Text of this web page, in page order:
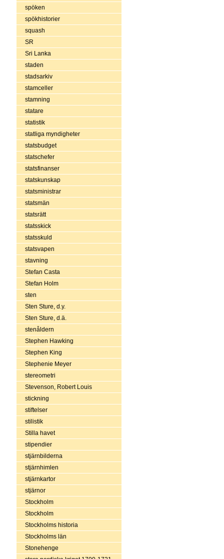
spöken
spökhistorier
squash
SR
Sri Lanka
staden
stadsarkiv
stamceller
stamning
statare
statistik
statliga myndigheter
statsbudget
statschefer
statsfinanser
statskunskap
statsministrar
statsmän
statsrätt
statsskick
statsskuld
statsvapen
stavning
Stefan Casta
Stefan Holm
sten
Sten Sture, d.y.
Sten Sture, d.ä.
stenåldern
Stephen Hawking
Stephen King
Stephenie Meyer
stereometri
Stevenson, Robert Louis
stickning
stiftelser
stilistik
Stilla havet
stipendier
stjärnbilderna
stjärnhimlen
stjärnkartor
stjärnor
Stockholm
Stockholm
Stockholms historia
Stockholms län
Stonehenge